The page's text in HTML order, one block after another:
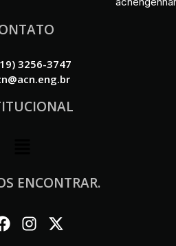
3256-3747
ENCONTRAR.